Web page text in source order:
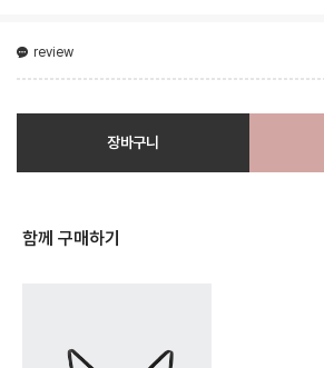
review
장바구니
함께 구매하기